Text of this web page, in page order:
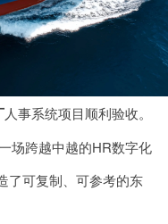
人事系统项目顺利验收。
场跨越中越的HR数字化
了可复制、可参考的东